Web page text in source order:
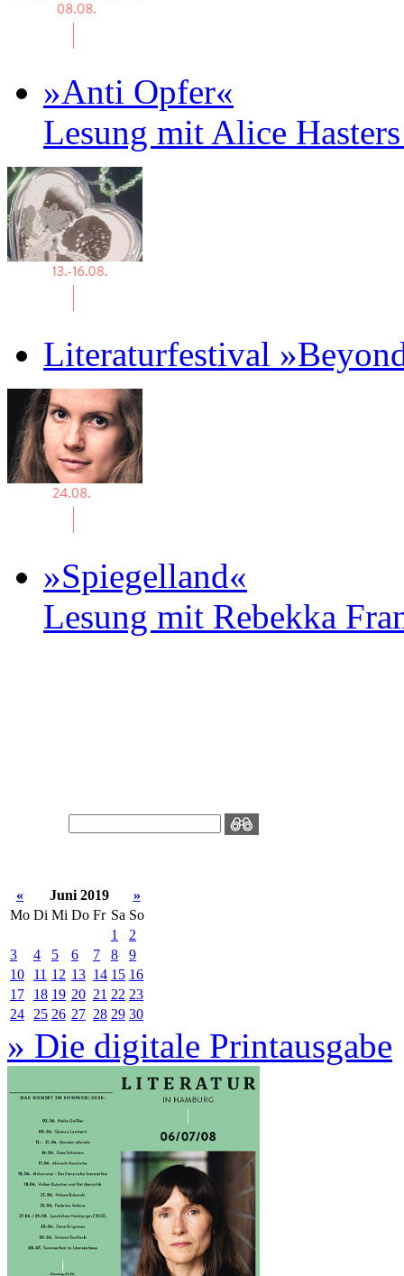
»Anti Opfer«
Lesung mit Alice
Literaturfestival
»Spiegelland«
Lesung mit Rebekka
« Juni 2019
»
Mo Di Mi Do Fr Sa So
1
2
3
4 5 6 7 8
9
10
11 12 13 14 15 16
17
18 19 20 21 22 23
24
25 26 27 28 29 30
» Die digitale Printausgabe